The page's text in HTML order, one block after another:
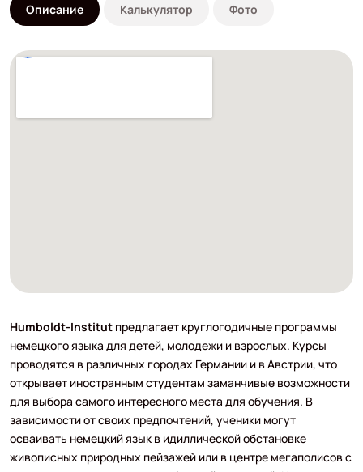
Описание Калькулятор Фото
Humboldt-Institutпредлагает круглогодичные программы
немецкого языка для детей, молодежи и взрослых. Курсы
проводятся в различных городах Германии и в Австрии, что
открывает иностранным студентам заманчивые возможности
для выбора самого интересного места для обучения. В
зависимости от своих предпочтений, ученики могут
осваивать немецкий язык в идиллической обстановке
живописных природных пейзажей или в центре мегаполисов с